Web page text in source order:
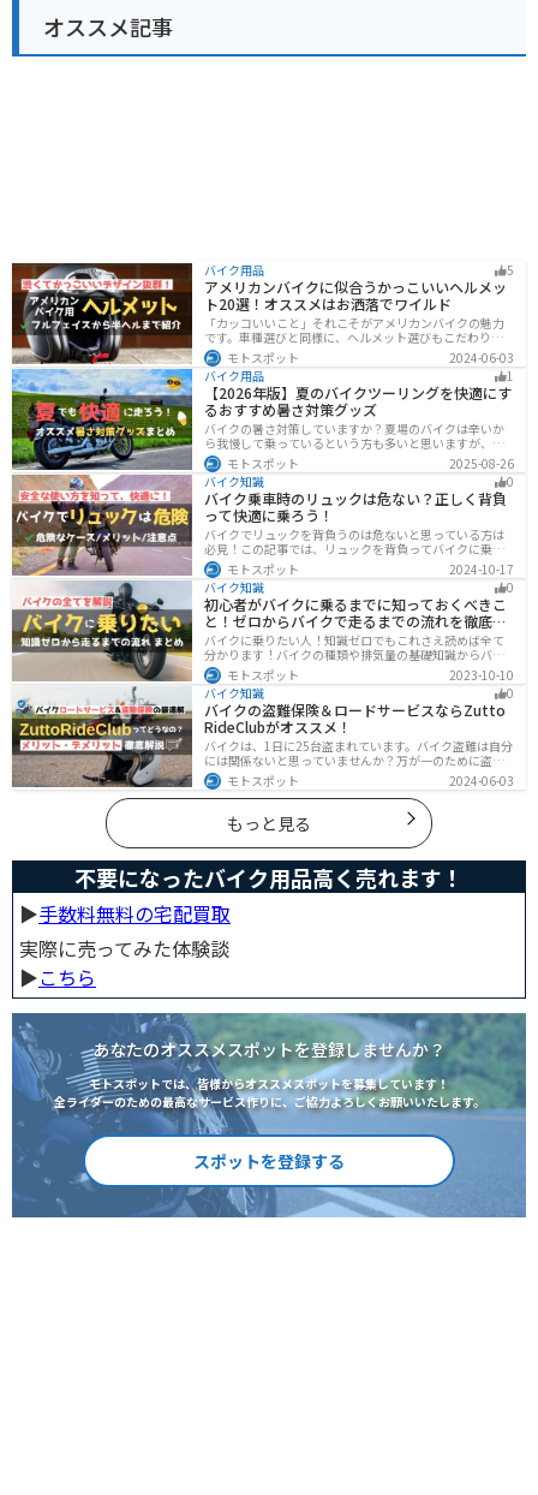
オススメ記事
バイク用品 5
アメリカンバイクに似合うかっこいいヘルメッ
ト20選！オススメはお洒落でワイルド
「カッコいいこと」それこそがアメリカンバイクの魅力
です。車種選びと同様に、ヘルメット選びもこだわりた
いところですよね。アメリカンバイクの魅力をもっと引
き立ててくれるオススメのヘルメットを紹介します。
モトスポット
2024-06-03
バイク用品
1
【2026年版】夏のバイクツーリングを快適にす
るおすすめ暑さ対策グッズ
バイクの暑さ対策していますか？夏場のバイクは辛いか
ら我慢して乗っているという方も多いと思いますが、し
っかりと暑さ対策をすれば夏場でも快適にバイクに乗る
ことができます！この記事では、夏場のバイク暑さ対策
の基本と暑さ対策グッズを紹介します！
モトスポット
2025-08-26
バイク知識
0
バイク乗車時のリュックは危ない？正しく背負
って快適に乗ろう！
バイクでリュックを背負うのは危ないと思っている方は
必見！この記事では、リュックを背負ってバイクに乗る
リスクと、安全な方法を紹介しています。実は、荷物の
量や配置を工夫することで、安全にリュックを使用する
ことが可能です。この記事を読めば、バイク乗車時にリ
ュックを安全に使う方法がわかります。
モトスポット
2024-10-17
バイク知識
0
初心者がバイクに乗るまでに知っておくべきこ
と！ゼロからバイクで走るまでの流れを徹底解
説
バイクに乗りたい人！知識ゼロでもこれさえ読めば全て
分かります！バイクの種類や排気量の基礎知識からバイ
クの選び方、免許の取り方、購入、納車、その後のバイ
クライフまで全てサポートします！
モトスポット
2023-10-10
バイク知識
0
バイクの盗難保険＆ロードサービスならZutto
RideClubがオススメ！
バイクは、1日に25台盗まれています。バイク盗難は自分
には関係ないと思っていませんか？万が一のために盗難
保険を検討しておきましょう。この記事ではオススメの
バイク盗難保険「ZuttoRideClub」について解説します。
ロードサービスや会員限定特典などもあるので、お得な
バイク盗難保険を探している人に最適です。
モトスポット 2024-06-03
もっと見る
不要になったバイク用品高く売れます！
▶︎手数料無料の宅配買取
実際に売ってみた体験談
▶︎こちら
あなたのオススメスポットを登録しませんか？
モトスポットでは、皆様からオススメスポットを募集しています！
全ライダーのための最高なサービス作りに、ご協力よろしくお願いいたします。
スポットを登録する